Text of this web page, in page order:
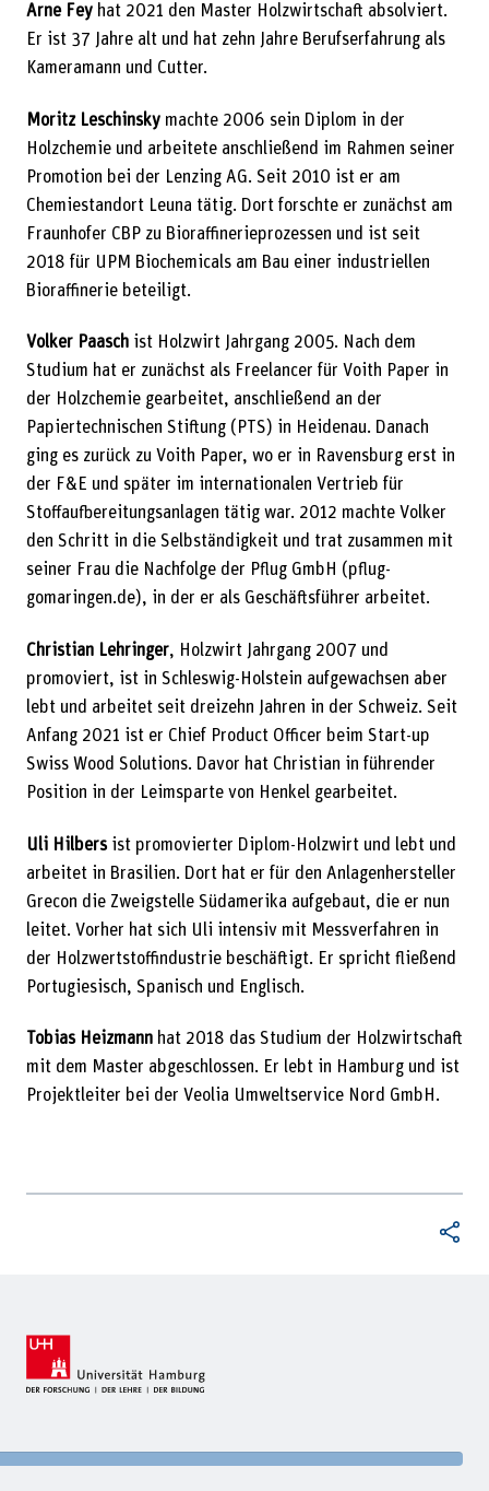
Arne Feyhat 2021 den Master Holzwirtschaft absolviert.
Er ist 37 Jahre alt und hat zehn Jahre Berufserfahrung als
Kameramann und Cutter.
Moritz Leschinskymachte 2006 sein Diplom in der
Holzchemie und arbeitete anschließend im Rahmen seiner
Promotion bei der Lenzing AG. Seit 2010 ist er am
Chemiestandort Leuna tätig. Dort forschte er zunächst am
Fraunhofer CBP zu Bioraffinerieprozessen und ist seit
2018 für UPM Biochemicals am Bau einer industriellen
Bioraffinerie beteiligt.
Volker Paaschist Holzwirt Jahrgang 2005. Nach dem
Studium hat er zunächst als Freelancer für Voith Paper in
der Holzchemie gearbeitet, anschließend an der
Papiertechnischen Stiftung (PTS) in Heidenau. Danach
ging es zurück zu Voith Paper, wo er in Ravensburg erst in
der F&E und später im internationalen Vertrieb für
Stoffaufbereitungsanlagen tätig war. 2012 machte Volker
den Schritt in die Selbständigkeit und trat zusammen mit
seiner Frau die Nachfolge der Pflug GmbH (pflug-
gomaringen.de), in der er als Geschäftsführer arbeitet.
Christian Lehringer, Holzwirt Jahrgang 2007 und
promoviert, ist in Schleswig-Holstein aufgewachsen aber
lebt und arbeitet seit dreizehn Jahren in der Schweiz. Seit
Anfang 2021 ist er Chief Product Officer beim Start-up
Swiss Wood Solutions. Davor hat Christian in führender
Position in der Leimsparte von Henkel gearbeitet.
Uli Hilbersist promovierter Diplom-Holzwirt und lebt und
arbeitet in Brasilien. Dort hat er für den Anlagenhersteller
Grecon die Zweigstelle Südamerika aufgebaut, die er nun
leitet. Vorher hat sich Uli intensiv mit Messverfahren in
der Holzwertstoffindustrie beschäftigt. Er spricht fließend
Portugiesisch, Spanisch und Englisch.
Tobias Heizmannhat 2018 das Studium der Holzwirtschaft
mit dem Master abgeschlossen. Er lebt in Hamburg und ist
Projektleiter bei der Veolia Umweltservice Nord GmbH.